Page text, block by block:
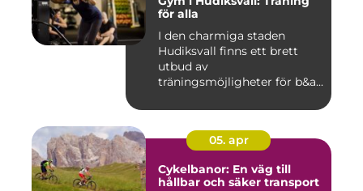
för alla
I den charmiga staden
Hudiksvall finns ett brett
utbud av
träningsmöjligheter för b&a...
05. apr
Cykelbanor: En väg till
hållbar och säker transport